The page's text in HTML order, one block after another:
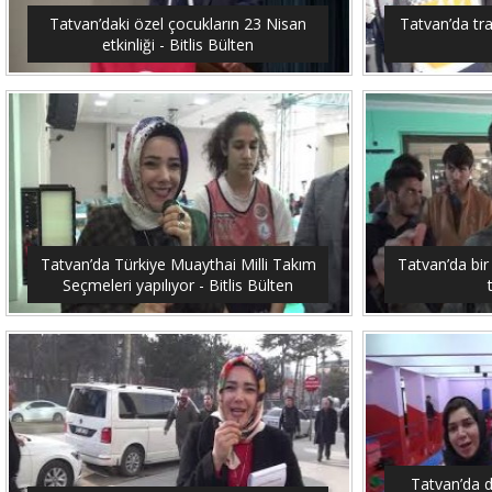
Tatvan’daki özel çocukların 23 Nisan
etkinliği - Bitlis Bülten
Tatvan’da
Tatvan’da Türkiye Muaythai Milli Takım
Seçmeleri yapılıyor - Bitlis Bülten
Tatvan’da
Tatvan’da